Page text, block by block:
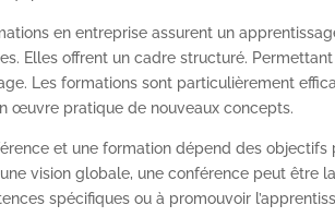
en entreprise assurent un
Elles offrent un cadre structuré.
Les formations sont particulièrement
œuvre pratique de nouveaux concepts.
et une formation dépend des objectifs
vision globale, une conférence peut être
spécifiques ou à promouvoir